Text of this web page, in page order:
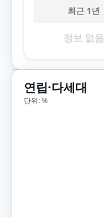
최근 1년
정보 없음
연립·다세대
단위: %